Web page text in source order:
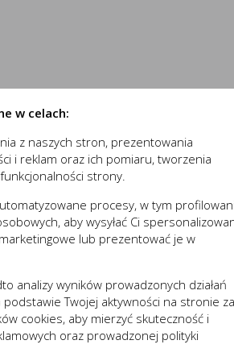
w celach:
z naszych stron, prezentowania
i reklam oraz ich pomiaru, tworzenia
strony.
procesy, w tym
aby wysyłać Ci
lub prezentować je w
analizy wyników prowadzonych działań
Twojej aktywności na stronie za
cookies, aby mierzyć skuteczność i
oraz prowadzonej polityki
zakłóceń.
przez Ciebie ustawień
naszej strony
gwarantuje dostępność większej
potrzeb.
witryny internetowej, miejsca
ZAPISZ WYBRANE
NIE ZGADZAM SIĘ
ZAAKCEPTUJ WSZYSTKIE
Anuluj
z nich są plikami
„Stałe” pliki pozostają na
w szczególności użytkowników
Opis
funkcjonowania witryny lub